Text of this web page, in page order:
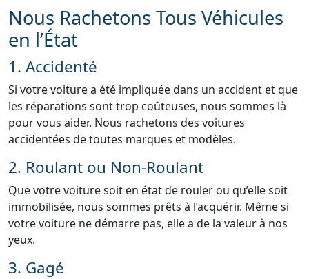
Nous Rachetons Tous Véhicules
en l’État
1. Accidenté
Si votre voiture a été impliquée dans un accident et que
les réparations sont trop coûteuses, nous sommes là
pour vous aider. Nous rachetons des voitures
accidentées de toutes marques et modèles.
2. Roulant ou Non-Roulant
Que votre voiture soit en état de rouler ou qu’elle soit
immobilisée, nous sommes prêts à l’acquérir. Même si
votre voiture ne démarre pas, elle a de la valeur à nos
yeux.
3. Gagé